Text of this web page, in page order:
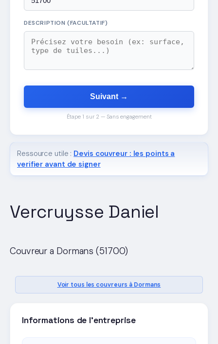
Vercruysse Daniel
Couvreur a Dormans (51700)
Voir tous les couvreurs à Dormans
Informations de l'entreprise
DESCRIPTION (FACULTATIF)
Suivant →
Étape 1 sur 2 — Sans engagement
Ressource utile : Devis couvreur : les points a
verifier avant de signer